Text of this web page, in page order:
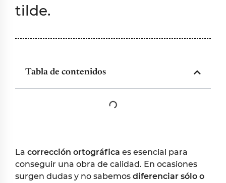
tilde.
Tabla de contenidos
La corrección ortográfica es esencial para
conseguir una obra de calidad. En ocasiones
surgen dudas y no sabemos diferenciar sólo o